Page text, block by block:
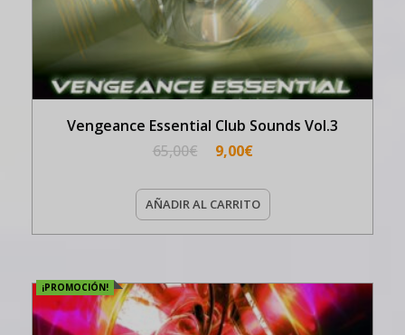
Vengeance Essential Club Sounds Vol.3
65,00€ 9,00€
AÑADIR AL CARRITO
¡PROMOCIÓN!